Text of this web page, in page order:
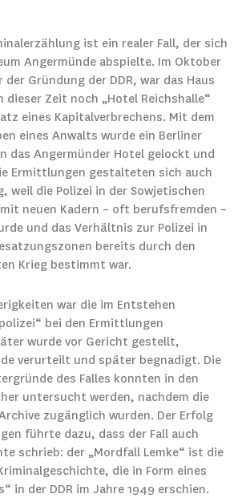
ist ein realer Fall, der sich
Angermünde abspielte. Im Oktober
Gründung der DDR, war das Haus
dieser Zeit noch „Hotel Reichshalle“
eines Kapitalverbrechens. Mit dem
eines Anwalts wurde ein Berliner
das Angermünder Hotel gelockt und
Ermittlungen gestalteten sich auch
weil die Polizei in der Sowjetischen
neuen Kadern – oft berufsfremden –
und das Verhältnis zur Polizei in
bereits durch den
Krieg bestimmt war.
war die im Entstehen
bei den Ermittlungen
wurde vor Gericht gestellt,
verurteilt und später begnadigt. Die
des Falles konnten in den
untersucht werden, nachdem die
zugänglich wurden. Der Erfolg
führte dazu, dass der Fall auch
schrieb: der „Mordfall Lemke“ ist die
die in Form eines
in der DDR im Jahre 1949 erschien.